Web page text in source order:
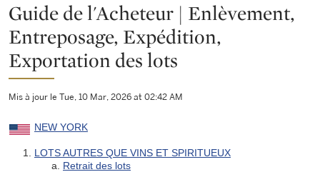
Guide de l'Acheteur | Enlèvement,
Entreposage, Expédition,
Exportation des lots
Mis à jour le Tue, 10 Mar, 2026 at 02:42 AM
NEW YORK
1. LOTS AUTRES QUE VINS ET SPIRITUEUX
a. Retrait des lots